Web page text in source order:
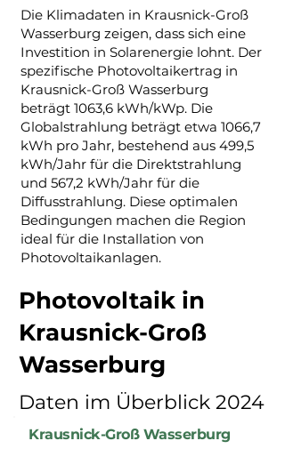
Die Klimadaten in Krausnick-Groß
Wasserburg zeigen, dass sich eine
Investition in Solarenergie lohnt. Der
spezifische Photovoltaikertrag in
Krausnick-Groß Wasserburg
beträgt 1063,6 kWh/kWp. Die
Globalstrahlung beträgt etwa 1066,7
kWh pro Jahr, bestehend aus 499,5
kWh/Jahr für die Direktstrahlung
und 567,2 kWh/Jahr für die
Diffusstrahlung. Diese optimalen
Bedingungen machen die Region
ideal für die Installation von
Photovoltaikanlagen.
Photovoltaik in
Krausnick-Groß
Wasserburg
Daten im Überblick 2024
Krausnick-Groß Wasserburg